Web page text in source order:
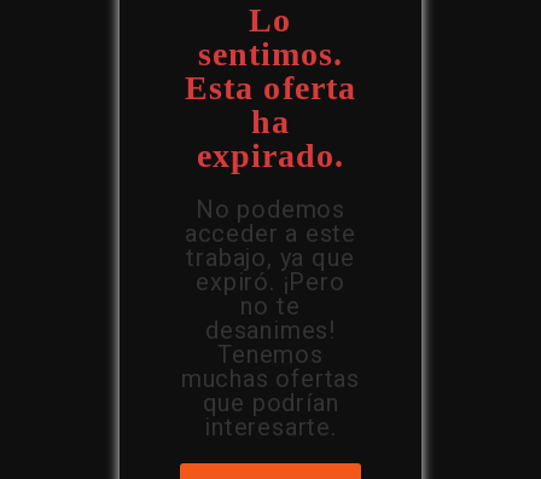
Lo
sentimos.
Esta oferta
ha
expirado.
No podemos
acceder a este
trabajo, ya que
expiró. ¡Pero
no te
desanimes!
Tenemos
muchas ofertas
que podrían
interesarte.